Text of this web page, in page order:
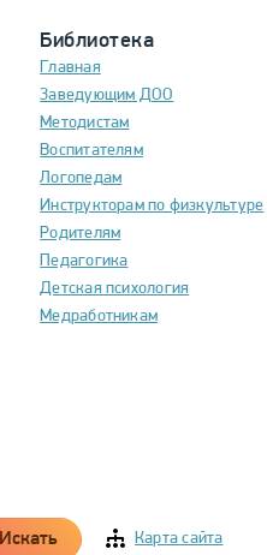
Библиотека
Главная
Заведующим ДОО
Методистам
Воспитателям
Логопедам
Инструкторам по физкультуре
Родителям
Педагогика
Детская психология
Медработникам
Искать Карта сайта